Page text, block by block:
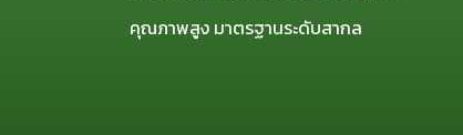
คุณภาพสูง มาตรฐานระดับสากล